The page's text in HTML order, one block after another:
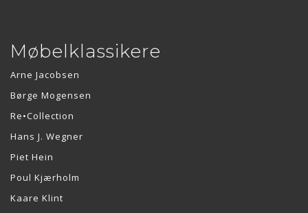
Møbelklassikere
Arne Jacobsen
Børge Mogensen
Re•Collection
Hans J. Wegner
Piet Hein
Poul Kjærholm
Kaare Klint